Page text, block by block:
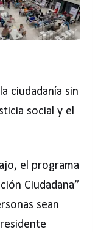
ciudadanía sin
social y el
el programa
Ciudadana”
sean